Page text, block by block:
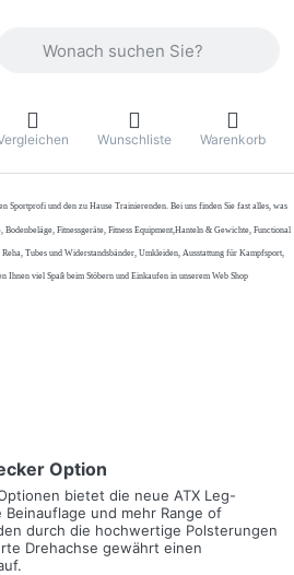
Wunschliste Warenkorb
Sportprofi und den zu Hause Trainierenden. Bei uns finden Sie fast alles, was
Fitnessgeräte, Fitness Equipment,Hanteln & Gewichte, Functional
Tubes und Widerstandsbänder, Umkleiden, Ausstattung für Kampfsport,
Ihnen viel Spaß beim Stöbern und Einkaufen in unserem Web Shop
Option
bietet die neue ATX Leg-
und mehr Range of
durch die hochwertige Polsterungen
Drehachse gewährt einen